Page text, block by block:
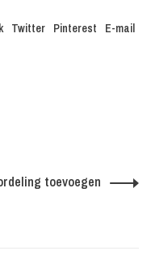
Twitter Pinterest E-mail
toevoegen